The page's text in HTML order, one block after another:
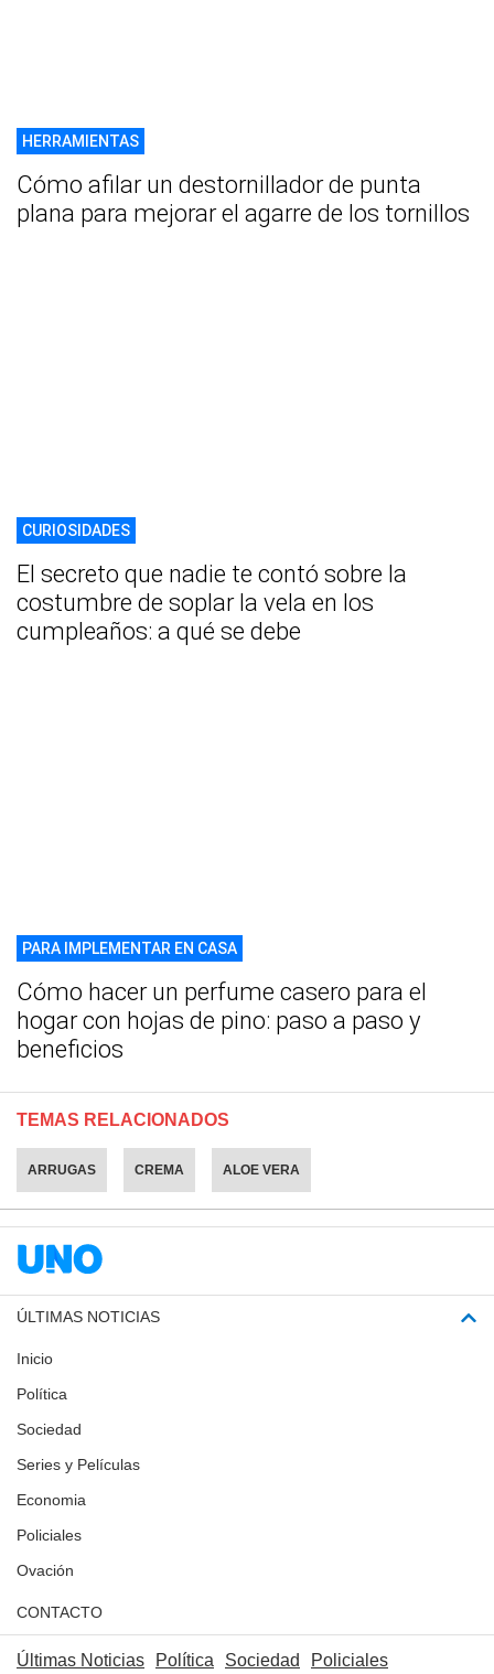
HERRAMIENTAS
Cómo afilar un destornillador de punta
plana para mejorar el agarre de los tornillos
CURIOSIDADES
El secreto que nadie te contó sobre la
costumbre de soplar la vela en los
cumpleaños: a qué se debe
PARA IMPLEMENTAR EN CASA
Cómo hacer un perfume casero para el
hogar con hojas de pino: paso a paso y
beneficios
TEMAS RELACIONADOS
ARRUGAS CREMA ALOE VERA
ÚLTIMAS NOTICIAS
Inicio
Política
Sociedad
Series y Películas
Economia
Policiales
Ovación
CONTACTO
Últimas Noticias Política Sociedad Policiales